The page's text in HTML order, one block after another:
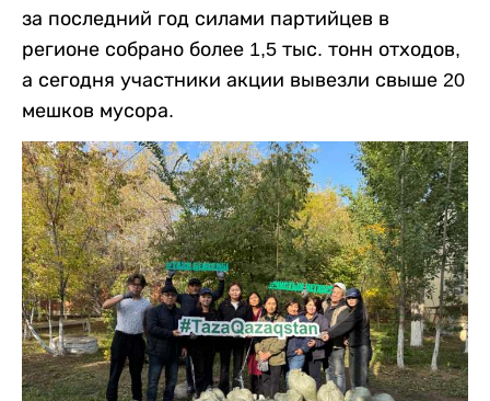
за последний год силами партийцев в
регионе собрано более 1,5 тыс. тонн отходов,
а сегодня участники акции вывезли свыше 20
мешков мусора.